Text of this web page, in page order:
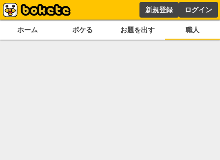
新規登録 ログイン
ホーム ボケる お題を出す 職人